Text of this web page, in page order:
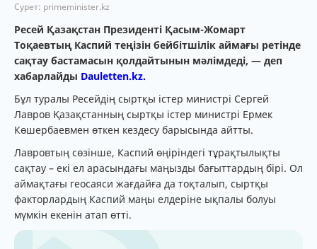
Сурет: primeminister.kz
Ресей Қазақстан Президенті Қасым-Жомарт
Тоқаевтың Каспий теңізін бейбітшілік аймағы ретінде
сақтау бастамасын қолдайтынын мәлімдеді, — деп
хабарлайды Dauletten.kz.
Бұл туралы Ресейдің сыртқы істер министрі Сергей
Лавров Қазақстанның сыртқы істер министрі Ермек
Көшербаевмен өткен кездесу барысында айтты.
Лавровтың сөзінше, Каспий өңіріндегі тұрақтылықты
сақтау – екі ел арасындағы маңызды бағыттардың бірі. Ол
аймақтағы геосаяси жағдайға да тоқталып, сыртқы
факторлардың Каспий маңы елдеріне ықпалы болуы
мүмкін екенін атап өтті.